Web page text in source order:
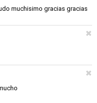
muchisimo gracias gracias